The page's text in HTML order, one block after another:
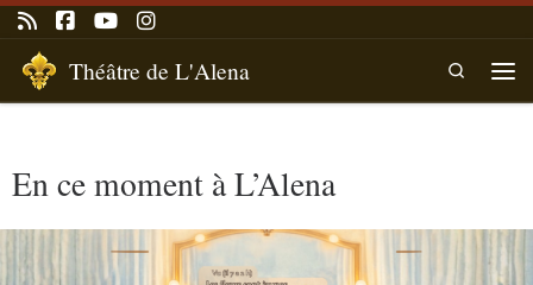
Passer au contenu
Théâtre de L'Alena
Search
En ce moment à L’Alena